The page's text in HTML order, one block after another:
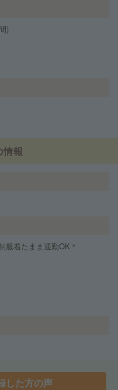
)
情報
服着たまま通勤OK＊
した方の声